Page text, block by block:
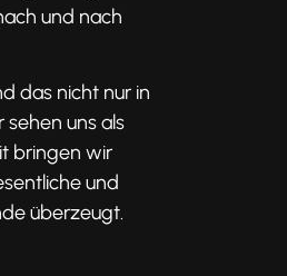
und nach
das nicht nur in
sehen uns als
bringen wir
und
überzeugt.